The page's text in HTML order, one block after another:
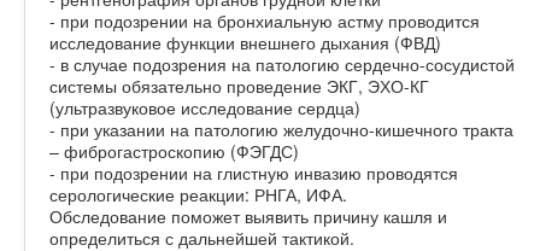
- при подозрении на бронхиальную астму проводится
исследование функции внешнего дыхания (ФВД)
- в случае подозрения на патологию сердечно-сосудистой
системы обязательно проведение ЭКГ, ЭХО-КГ
(ультразвуковое исследование сердца)
- при указании на патологию желудочно-кишечного тракта
– фиброгастроскопию (ФЭГДС)
- при подозрении на глистную инвазию проводятся
серологические реакции: РНГА, ИФА.
Обследование поможет выявить причину кашля и
определиться с дальнейшей тактикой.